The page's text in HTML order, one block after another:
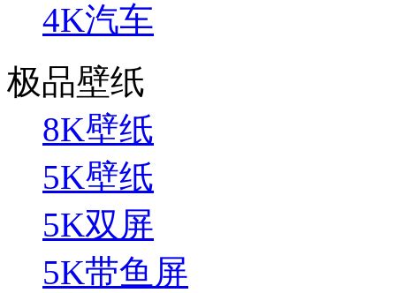
4K汽车
极品壁纸
8K壁纸
5K壁纸
5K双屏
5K带鱼屏